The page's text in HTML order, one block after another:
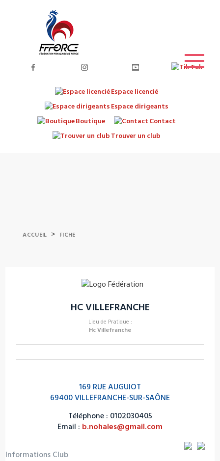
Espace licencié
Espace dirigeants
Boutique
Contact
Trouver un club
ACCUEIL > FICHE
HC VILLEFRANCHE
Lieu de Pratique :
Hc Villefranche
169 RUE AUGUIOT
69400 VILLEFRANCHE-SUR-SAÔNE
Téléphone : 0102030405
Email : b.nohales@gmail.com
Informations Club